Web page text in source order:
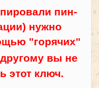
пин-
нужно
"горячих"
вы не
этот ключ.